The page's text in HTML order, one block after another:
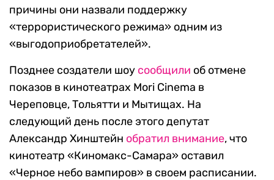
причины они назвали поддержку
«террористического режима» одним из
«выгодоприобретателей».
Позднее создатели шоу сообщили об отмене
показов в кинотеатрах Mori Cinema в
Череповце, Тольятти и Мытищах. На
следующий день после этого депутат
Александр Хинштейн обратил внимание, что
кинотеатр «Киномакс-Самара» оставил
«Черное небо вампиров» в своем расписании.